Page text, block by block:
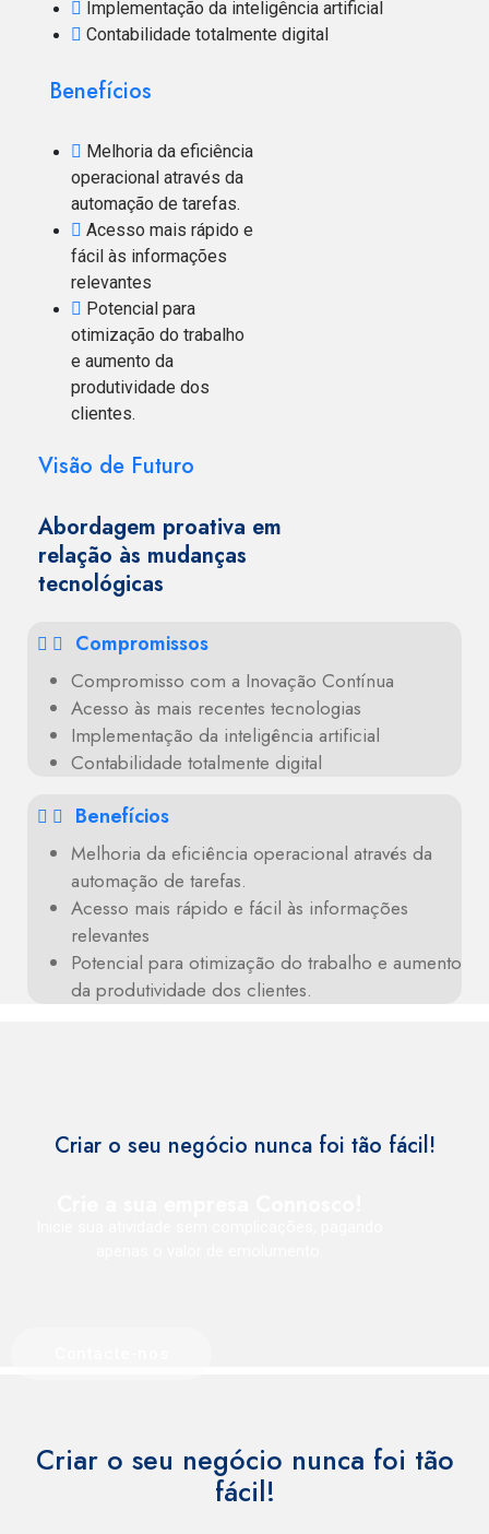
Implementação da inteligência artificial
Contabilidade totalmente digital
Benefícios
Melhoria da eficiência
operacional através da
automação de tarefas.
Acesso mais rápido e
fácil às informações
relevantes
Potencial para
otimização do trabalho
e aumento da
produtividade dos
clientes.
Visão de Futuro
Abordagem proativa em
relação às mudanças
tecnológicas
Compromissos
Compromisso com a Inovação Contínua
Acesso às mais recentes tecnologias
Implementação da inteligência artificial
Contabilidade totalmente digital
Benefícios
Melhoria da eficiência operacional através da
automação de tarefas.
Acesso mais rápido e fácil às informações
relevantes
Potencial para otimização do trabalho e aumento
da produtividade dos clientes.
Criar o seu negócio nunca foi tão fácil!
Criar o seu negócio nunca foi tão
fácil!